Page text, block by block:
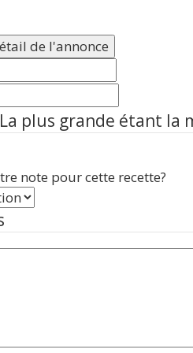
de l'annonce
plus grande étant la
note pour cette recette?